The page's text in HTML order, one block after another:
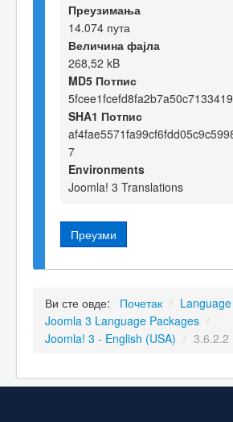
Преузимања
14.074 пута
Величина фајла
268,52 kB
MD5 Потпис
SHA1 Потпис
7
Environments
Joomla! 3 Translations
Преузми
Ви сте овде: Почетак /
Joomla 3 Language Packages /
Joomla! 3 - English (USA) / 3.6.2.2